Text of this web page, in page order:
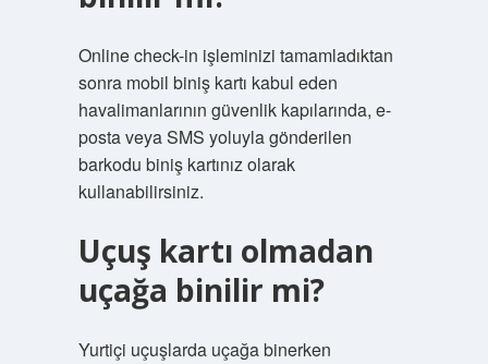
Online check-in işleminizi tamamladıktan
sonra mobil biniş kartı kabul eden
havalimanlarının güvenlik kapılarında, e-
posta veya SMS yoluyla gönderilen
barkodu biniş kartınız olarak
kullanabilirsiniz.
Uçuş kartı olmadan
uçağa binilir mi?
Yurtiçi uçuşlarda uçağa binerken